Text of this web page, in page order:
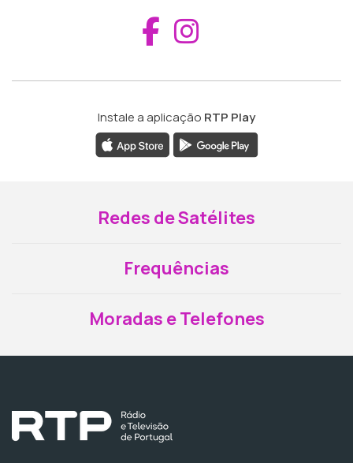
Aceder ao
Instale a aplicação RTP Play
Redes de Satélites
Frequências
Moradas e Telefones